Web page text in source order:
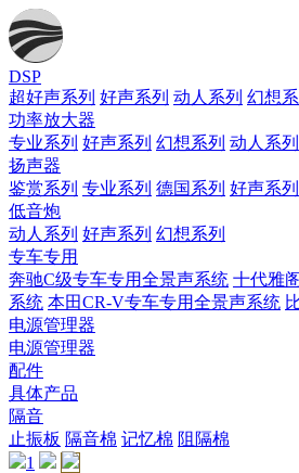
DSP
超好声系列 好声系列 动人系列 幻想系
功率放大器
专业系列 好声系列 幻想系列 动人系列
扬声器
鉴赏系列 专业系列 德国系列 好声系列
低音炮
动人系列 好声系列 幻想系列
专车专用
奔驰C级专车专用全景声系统 十代雅
系统 本田CR-V专车专用全景声系统
电源管理器
电源管理器
配件
具体产品
隔音
止振板 隔音棉 记忆棉 阻隔棉
1